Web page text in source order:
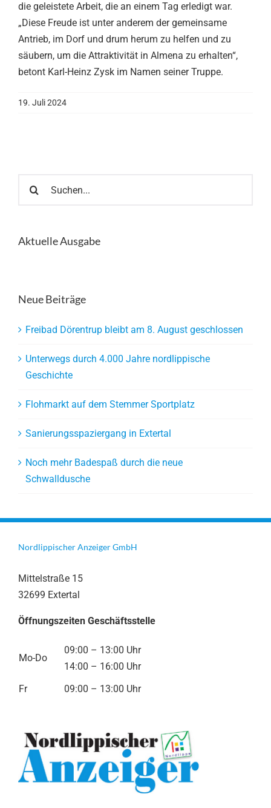
die geleistete Arbeit, die an einem Tag erledigt war.
„Diese Freude ist unter anderem der gemeinsame
Antrieb, im Dorf und drum herum zu helfen und zu
säubern, um die Attraktivität in Almena zu erhalten“,
betont Karl-Heinz Zysk im Namen seiner Truppe.
19. Juli 2024
nach:
Aktuelle Ausgabe
Neue Beiträge
Freibad Dörentrup bleibt am 8. August geschlossen
Unterwegs durch 4.000 Jahre nordlippische
Geschichte
Flohmarkt auf dem Stemmer Sportplatz
Sanierungsspaziergang in Extertal
Noch mehr Badespaß durch die neue
Schwalldusche
Nordlippischer Anzeiger GmbH
Mittelstraße 15
32699 Extertal
Öffnungszeiten Geschäftsstelle
Mo-Do
09:00 – 13:00 Uhr
14:00 – 16:00 Uhr
Fr
09:00 – 13:00 Uhr